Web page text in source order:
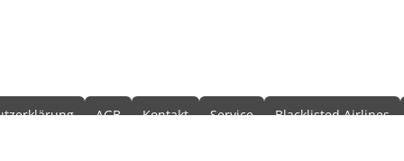
AGB Kontakt Service Blacklisted Airlines